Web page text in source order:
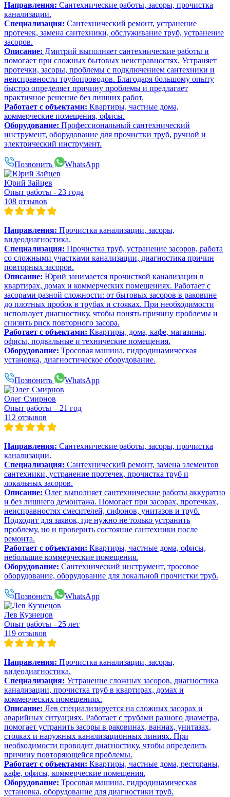
Направления: Сантехнические работы, засоры, прочистка
канализации.
Специализация: Сантехнический ремонт, устранение
протечек, замена сантехники, обслуживание труб, устранение
засоров.
Описание: Дмитрий выполняет сантехнические работы и
помогает при сложных бытовых неисправностях. Устраняет
протечки, засоры, проблемы с подключением сантехники и
неисправности трубопроводов. Благодаря большому опыту
быстро определяет причину проблемы и предлагает
практичное решение без лишних работ.
Работает с объектами: Квартиры, частные дома,
коммерческие помещения, офисы.
Оборудование: Профессиональный сантехнический
инструмент, оборудование для прочистки труб, ручной и
электрический инструмент.
Позвонить WhatsApp
Юрий Зайцев
Опыт работы - 23 года
108 отзывов
Направления: Прочистка канализации, засоры,
видеодиагностика.
Специализация: Прочистка труб, устранение засоров, работа
со сложными участками канализации, диагностика причин
повторных засоров.
Описание: Юрий занимается прочисткой канализации в
квартирах, домах и коммерческих помещениях. Работает с
засорами разной сложности: от бытовых засоров в раковине
до плотных пробок в трубах и стояках. При необходимости
использует диагностику, чтобы понять причину проблемы и
снизить риск повторного засора.
Работает с объектами: Квартиры, дома, кафе, магазины,
офисы, подвальные и технические помещения.
Оборудование: Тросовая машина, гидродинамическая
установка, диагностическое оборудование.
Позвонить WhatsApp
Олег Смирнов
Опыт работы – 21 год
112 отзывов
Направления: Сантехнические работы, засоры, прочистка
канализации.
Специализация: Сантехнический ремонт, замена элементов
сантехники, устранение протечек, прочистка труб и
локальных засоров.
Описание: Олег выполняет сантехнические работы аккуратно
и без лишнего демонтажа. Помогает при засорах, протечках,
неисправностях смесителей, сифонов, унитазов и труб.
Подходит для заявок, где нужно не только устранить
проблему, но и проверить состояние сантехники после
ремонта.
Работает с объектами: Квартиры, частные дома, офисы,
небольшие коммерческие помещения.
Оборудование: Сантехнический инструмент, тросовое
оборудование, оборудование для локальной прочистки труб.
Позвонить WhatsApp
Лев Кузнецов
Опыт работы - 25 лет
119 отзывов
Направления: Прочистка канализации, засоры,
видеодиагностика.
Специализация: Устранение сложных засоров, диагностика
канализации, прочистка труб в квартирах, домах и
коммерческих помещениях.
Описание: Лев специализируется на сложных засорах и
аварийных ситуациях. Работает с трубами разного диаметра,
помогает устранить засоры в раковинах, ваннах, унитазах,
стояках и наружных канализационных линиях. При
необходимости проводит диагностику, чтобы определить
причину повторяющейся проблемы.
Работает с объектами: Квартиры, частные дома, рестораны,
кафе, офисы, коммерческие помещения.
Оборудование: Тросовая машина, гидродинамическая
установка, оборудование для диагностики труб.